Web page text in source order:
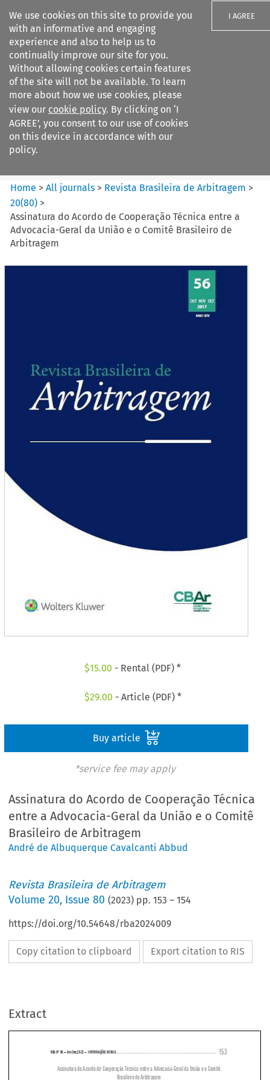
We use cookies on this site to provide you
with an informative and engaging
experience and also to help us to
continually improve our site for you.
Without allowing cookies certain features
of the site will not be available. To learn
more about how we use cookies, please
view our cookie policy. By clicking on ‘I
AGREE’, you consent to our use of cookies
on this device in accordance with our
policy.
I AGREE
Search filters
Revista Brasileira de
Arbitragem
Home >All journals > Revista Brasileira de Arbitragem >
20(80) >
Assinatura do Acordo de Cooperação Técnica entre a
Advocacia-Geral da União e o Comitê Brasileiro de
Arbitragem
$15.00 - Rental (PDF) *
$29.00 - Article (PDF) *
Buy article
*service fee may apply
Assinatura do Acordo de Cooperação Técnica
entre a Advocacia-Geral da União e o Comitê
Brasileiro de Arbitragem
André de Albuquerque Cavalcanti Abbud
Revista Brasileira de Arbitragem
Volume20, Issue 80 (2023) pp.153 –154
https://doi.org/10.54648/rba2024009
Copy citation to clipboard Export citation to RIS
Extract
   


Brasileiro de Arbitragem
a Advocacia-Geral da União e o Comitê Brasileiro de Arbitragem, 27 de novembro de 2023)